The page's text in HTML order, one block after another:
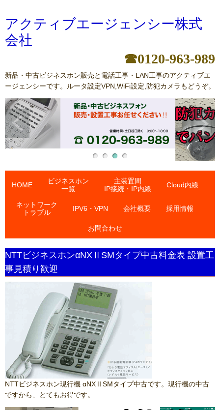
アクティブエージェンシー株式
会社
☎0120-963-989
新品・中古ビジネスホン販売と電話工事・LAN工事のアクティブエ
ージェンシーです。ルータ設定VPN,WiFi設定,防犯カメラもどうぞ。
HOME
ビジネスホン
一覧
主装置間
IP接続・IP内線
Cloud内線
ネットワーク
トラブル
IPV6・VPN 会社概要 採用情報
お問合わせ
NTTビジネスホンαNXⅡSMタイプ中古料金表 設置工
事見積り歓迎
NTTビジネスホン現行機 αNXⅡSMタイプ中古です。現行機の中古
ですから、とてもお得です。